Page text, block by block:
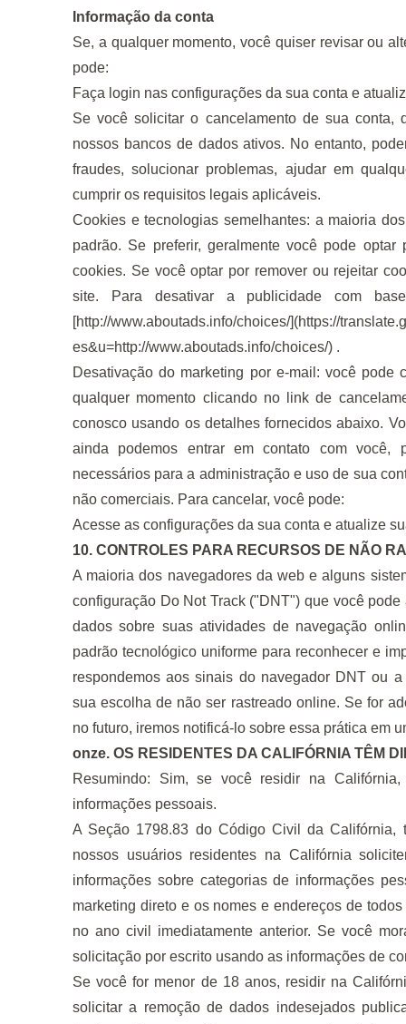
Informação da conta
Se, a qualquer momento, você quiser revisar ou
pode:
Faça login nas configurações da sua conta e
Se você solicitar o cancelamento de sua conta,
nossos bancos de dados ativos. No entanto,
fraudes, solucionar problemas, ajudar em
cumprir os requisitos legais aplicáveis.
Cookies e tecnologias semelhantes: a maioria
padrão. Se preferir, geralmente você pode
cookies. Se você optar por remover ou rejeitar
site. Para desativar a publicidade com
[http://www.aboutads.info/choices/](https://
es&u=http://www.aboutads.info/choices/) .
Desativação do marketing por e-mail: você
qualquer momento clicando no link de
conosco usando os detalhes fornecidos abaixo.
ainda podemos entrar em contato com você,
necessários para a administração e uso de sua
não comerciais. Para cancelar, você pode:
Acesse as configurações da sua conta e atualize
10. CONTROLES PARA RECURSOS DE NÃO
A maioria dos navegadores da web e alguns
configuração Do Not Track ("DNT") que você
dados sobre suas atividades de navegação
padrão tecnológico uniforme para reconhecer e
respondemos aos sinais do navegador DNT ou
sua escolha de não ser rastreado online. Se for
no futuro, iremos notificá-lo sobre essa prática em
onze. OS RESIDENTES DA CALIFÓRNIA TÊM
Resumindo: Sim, se você residir na
informações pessoais.
A Seção 1798.83 do Código Civil da Califórnia,
nossos usuários residentes na Califórnia
informações sobre categorias de informações
marketing direto e os nomes e endereços de
no ano civil imediatamente anterior. Se você
solicitação por escrito usando as informações de
Se você for menor de 18 anos, residir na
solicitar a remoção de dados indesejados